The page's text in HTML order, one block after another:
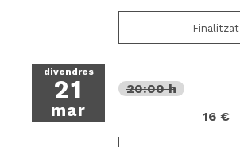
Finalitzat
divendres
21
mar
20:00 h
16 €